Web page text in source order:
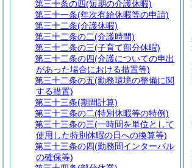
第三十条の四(短期の介護休暇)
第三十一条(年次有給休暇等の申請)
第三十二条(介護休暇)
第三十二条の二(介護時間)
第三十二条の三(子育て部分休暇)
第三十二条の四(介護についての申出
があった場合における措置等)
第三十二条の五(勤務環境の整備に関
する措置)
第三十三条(期間計算)
第三十三条の二(特別休暇等の特例)
第三十三条の三(一時間を単位として
使用した特別休暇の日への換算等)
第三十三条の四(勤務間インターバル
の確保等)